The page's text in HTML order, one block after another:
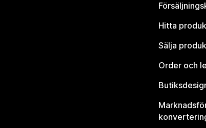
Hitta
Sälja
Order och